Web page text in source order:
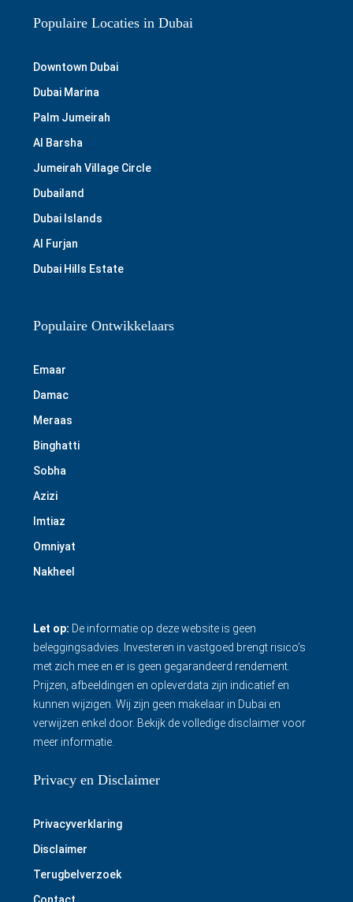
Populaire Locaties in Dubai
Downtown Dubai
Dubai Marina
Palm Jumeirah
Al Barsha
Jumeirah Village Circle
Dubailand
Dubai Islands
Al Furjan
Dubai Hills Estate
Populaire Ontwikkelaars
Emaar
Damac
Meraas
Binghatti
Sobha
Azizi
Imtiaz
Omniyat
Nakheel
Let op: De informatie op deze website is geen
beleggingsadvies. Investeren in vastgoed brengt risico’s
met zich mee en er is geen gegarandeerd rendement.
Prijzen, afbeeldingen en opleverdata zijn indicatief en
kunnen wijzigen. Wij zijn geen makelaar in Dubai en
verwijzen enkel door. Bekijk de volledige disclaimervoor
meer informatie.
Privacy en Disclaimer
Privacyverklaring
Disclaimer
Terugbelverzoek
Contact